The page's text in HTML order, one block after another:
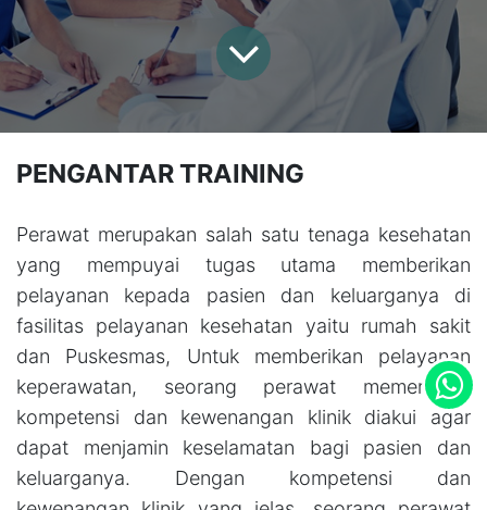
PENGANTAR TRAINING
Perawat merupakan salah satu tenaga kesehatan
yang mempuyai tugas utama memberikan
pelayanan kepada pasien dan keluarganya di
fasilitas pelayanan kesehatan yaitu rumah sakit
dan Puskesmas, Untuk memberikan pelayanan
keperawatan, seorang perawat memerlukan
kompetensi dan kewenangan klinik diakui agar
dapat menjamin keselamatan bagi pasien dan
keluarganya. Dengan kompetensi dan